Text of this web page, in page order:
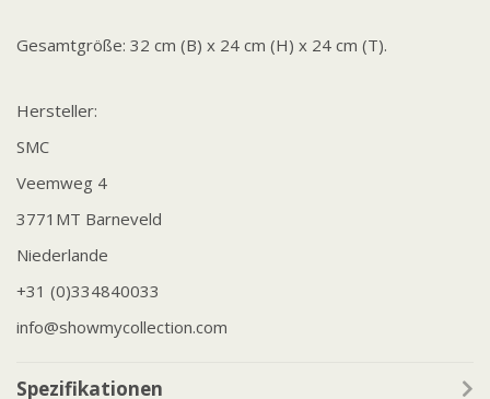
Gesamtgröße: 32 cm (B) x 24 cm (H) x 24 cm (T).
Hersteller:
SMC
Veemweg 4
3771MT Barneveld
Niederlande
+31 (0)334840033
info@showmycollection.com
Spezifikationen